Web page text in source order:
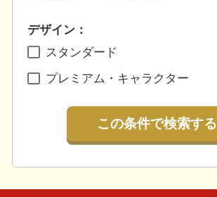
デザイン：
スタンダード
プレミアム・キャラクター
この条件で検索する